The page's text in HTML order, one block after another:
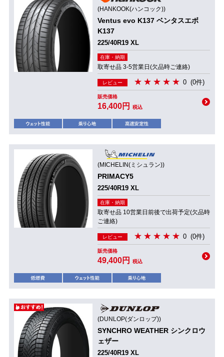
(HANKOOK(ハンコック))
Ventus evo K137 ベンタスエボ
K137
225/40R19 XL
在庫・納期
取寄せ品 3-5営業日(欠品時ご連絡)
レビュー 0 (0件)
販売価格
16,400円 税込
(MICHELIN(ミシュラン))
PRIMACY5
225/40R19 XL
在庫・納期
取寄せ品 10営業日前後で出荷予定(欠品時
ご連絡)
レビュー 0 (0件)
販売価格
49,400円 税込
(DUNLOP(ダンロップ))
SYNCHRO WEATHER シンクロウ
ェザー
225/40R19 XL